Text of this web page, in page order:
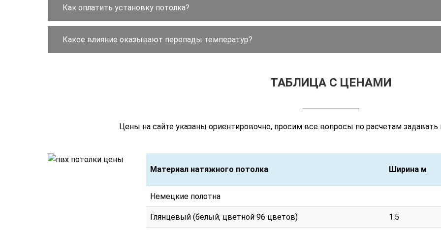
Как оплатить установку потолка?
Какое влияние оказывают перепады температур?
ТАБЛИЦА С ЦЕНАМИ
Цены на сайте указаны ориентировочно, просим все вопросы по расчетам
Материал натяжного потолка Ширина м
Материал натяжного потолка
Немецкие полотна
Глянцевый (белый, цветной 96 цветов) 1.5